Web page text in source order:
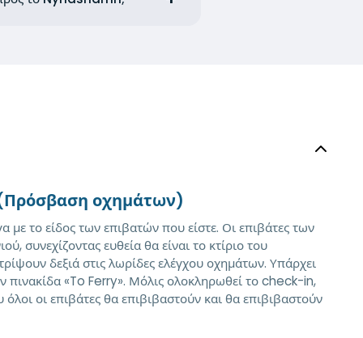
οχημάτων)
το είδος των επιβατών που είστε. Οι επιβάτες των
συνεχίζοντας ευθεία θα είναι το κτίριο του
δεξιά στις λωρίδες ελέγχου οχημάτων. Υπάρχει
πινακίδα «To Ferry». Μόλις ολοκληρωθεί το check-in,
οι επιβάτες θα επιβιβαστούν και θα επιβιβαστούν